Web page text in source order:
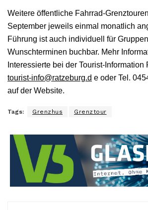
Weitere öffentliche Fahrrad-
September jeweils einmal monatlich
Führung ist auch individuell für
Wunschterminen buchbar. Mehr
Interessierte bei der Tourist-Information
tourist-info@ratzeburg.d e oder Tel.
auf der Website.
Tags: Grenzhus Grenztour